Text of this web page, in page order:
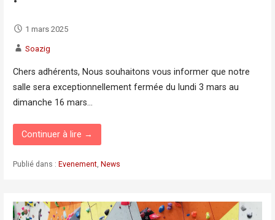
1 mars 2025
Soazig
Chers adhérents, Nous souhaitons vous informer que notre
salle sera exceptionnellement fermée du lundi 3 mars au
dimanche 16 mars…
Continuer à lire →
Publié dans : Evenement, News